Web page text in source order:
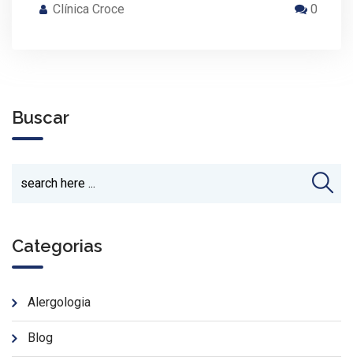
Clínica Croce 0
Buscar
Categorias
Alergologia
Blog